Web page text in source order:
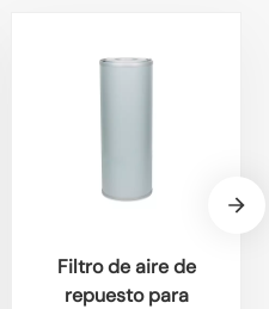
Filtro de aire de
repuesto para